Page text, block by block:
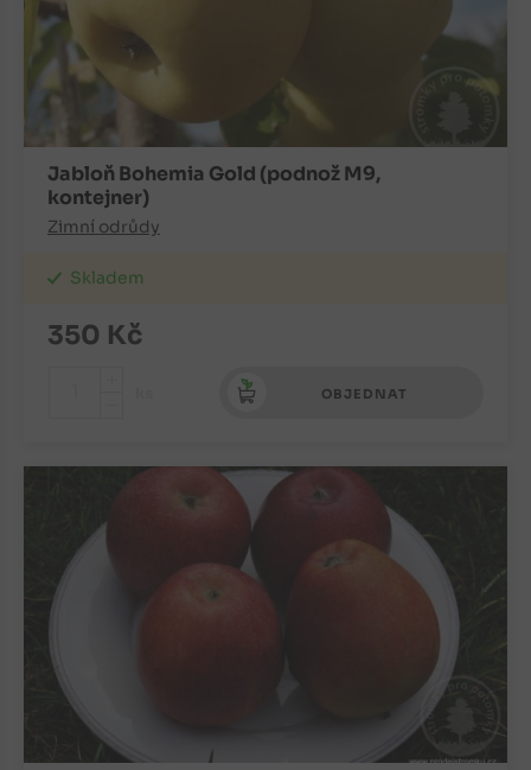
Jabloň Bohemia Gold (podnož M9,
kontejner)
Zimní odrůdy
Skladem
350 Kč
OBJEDNAT